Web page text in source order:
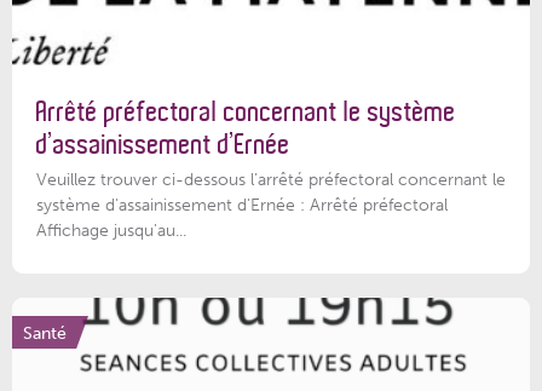
Arrêté préfectoral concernant le système
d’assainissement d’Ernée
Veuillez trouver ci-dessous l’arrêté préfectoral concernant le
système d'assainissement d'Ernée : Arrêté préfectoral
Affichage jusqu'au...
Santé